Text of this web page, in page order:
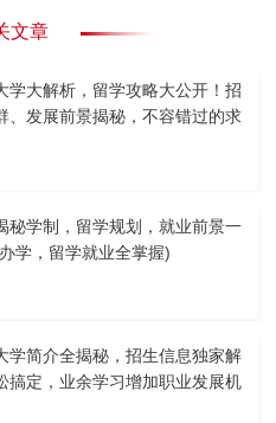
文章
学大解析，留学攻略大公开！招
、发展前景揭秘，不容错过的求
秘学制，留学规划，就业前景一
学，留学就业全掌握)
学简介全揭秘，招生信息独家解
搞定，业余学习增加职业发展机